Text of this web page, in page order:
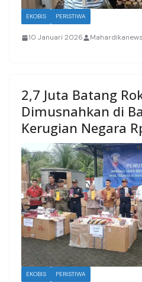
EKOBIS PERISTIWA
10 Januari 2026 Mahardikanews
2,7 Juta Batang
Dimusnahkan di
Kerugian Negara
EKOBIS PERISTIWA